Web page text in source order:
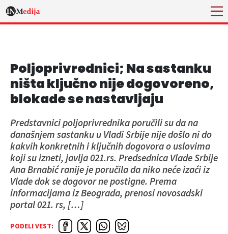
Poljoprivrednici; Na sastanku
ništa ključno nije dogovoreno,
blokade se nastavljaju
Predstavnici poljoprivrednika poručili su da na
današnjem sastanku u Vladi Srbije nije došlo ni do
kakvih konkretnih i ključnih dogovora o uslovima
koji su izneti, javlja 021.rs. Predsednica Vlade Srbije
Ana Brnabić ranije je poručila da niko neće izaći iz
Vlade dok se dogovor ne postigne. Prema
informacijama iz Beograda, prenosi novosadski
portal 021. rs, […]
PODELI VEST: